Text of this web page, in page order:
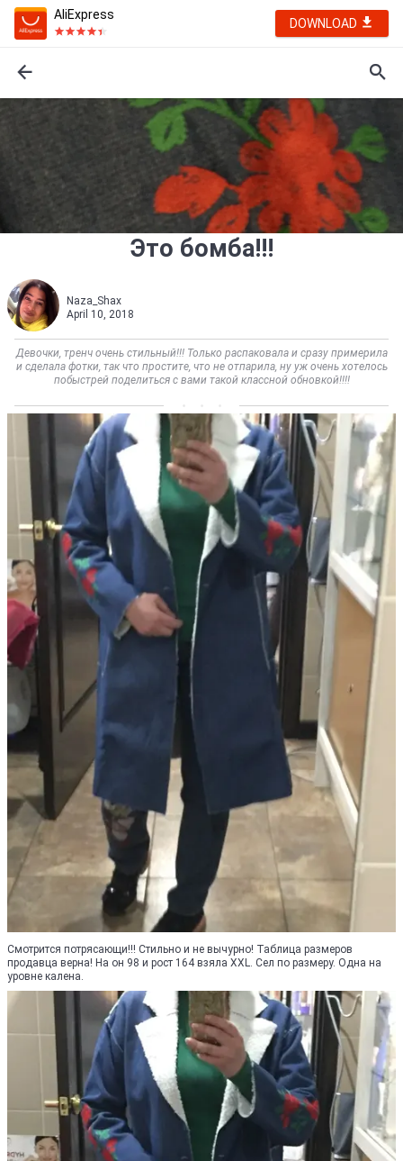
AliExpress
DOWNLOAD
Это бомба!!!
Naza_Shax
April 10, 2018
Девочки, тренч очень стильный!!! Только распаковала и сразу примерила
и сделала фотки, так что простите, что не отпарила, ну уж очень хотелось
побыстрей поделиться с вами такой классной обновкой!!!!
Смотрится потрясающи!!! Стильно и не вычурно! Таблица размеров
продавца верна! На он 98 и рост 164 взяла XXL. Сел по размеру. Одна на
уровне калена.